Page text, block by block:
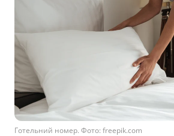
Готельний номер. Фото: freepik.com